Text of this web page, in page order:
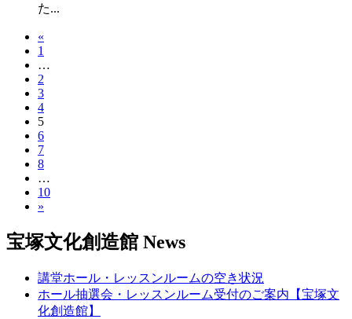
た...
«
1
…
2
3
4
5
6
7
8
…
10
»
宝塚文化創造館 News
講堂ホール・レッスンルームの空き状況
ホール抽選会・レッスンルーム受付のご案内【宝塚文
化創造館】